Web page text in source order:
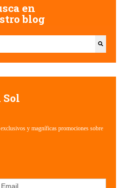
en
blog
con una función de texto predictivo.
Sol
y magníficas promociones sobre